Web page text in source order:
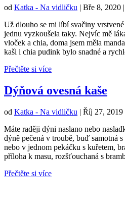
od Katka - Na vidličku Bře 8, 2020
Už dlouho se mi líbí svačiny
jednu vyzkoušela taky. Nejvíc mě
vloček a chia, doma jsem měla
kaši i chia pudink bylo snadné a
Přečtěte si více
Dýňová ovesná kaše
od Katka - Na vidličku | Říj 27, 2019
Máte raději dýni naslano nebo
dýně pečená v troubě, buď samotná
nebo v jednom pekáčku s kuřetem,
příloha k masu, rozšťouchaná s
Přečtěte si více